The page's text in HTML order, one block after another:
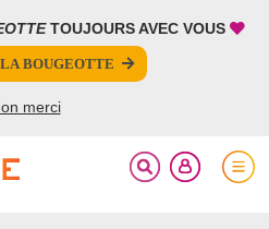
TOUJOURS AVEC VOUS
BOUGEOTTE
merci
FERMER
FERMER
a été effectuée.